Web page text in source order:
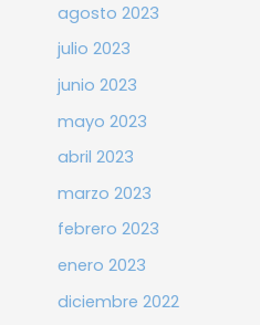
agosto 2023
julio 2023
junio 2023
mayo 2023
abril 2023
marzo 2023
febrero 2023
enero 2023
diciembre 2022